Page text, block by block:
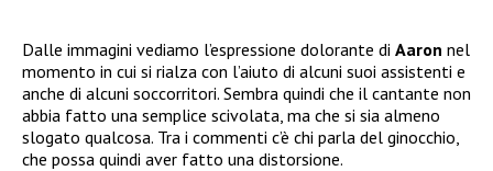
Dalle immagini vediamo l’espressione dolorante di Aaron nel
momento in cui si rialza con l’aiuto di alcuni suoi assistenti e
anche di alcuni soccorritori. Sembra quindi che il cantante non
abbia fatto una semplice scivolata, ma che si sia almeno
slogato qualcosa. Tra i commenti c’è chi parla del ginocchio,
che possa quindi aver fatto una distorsione.